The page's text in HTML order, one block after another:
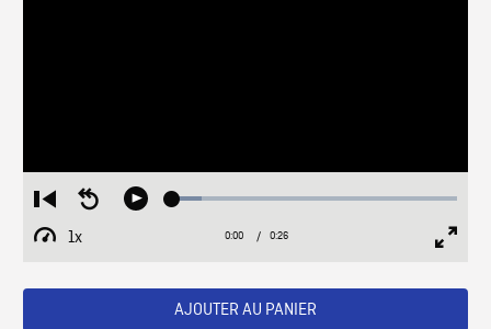
Restart
from
beginning
Seek
Play Loaded:
1x
Playback
Current
0:00 / Duration
0:26
AJOUTER AU PANIER